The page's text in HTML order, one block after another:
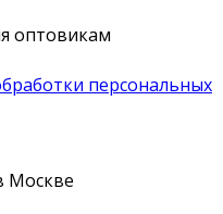
оптовикам
персональных
Москве